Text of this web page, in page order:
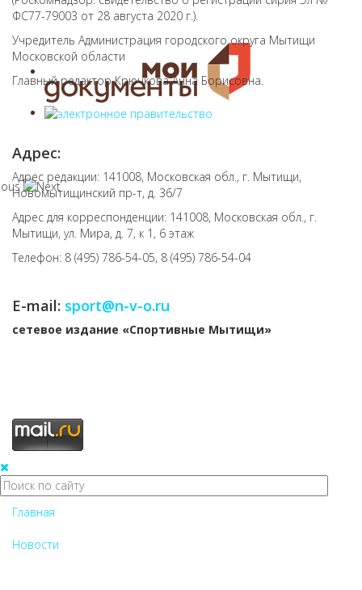
ФС77-79003 от 28 августа 2020 г.).
Учредитель Администрация городского округа Мытищи
Московской области
Главный редактор Крючкова Анна Борисовна.
Адрес:
Адрес редакции: 141008, Московская обл., г. Мытищи,
Новомытищинский пр-т, д. 36/7
Адрес для корреспонденции: 141008, Московская обл., г.
Мытищи, ул. Мира, д. 7, к 1, 6 этаж
Телефон: 8 (495) 786-54-05, 8 (495) 786-54-04
E-mail: sport@n-v-o.ru
cетевое издание «Спортивные Мытищи»
Главная
Новости